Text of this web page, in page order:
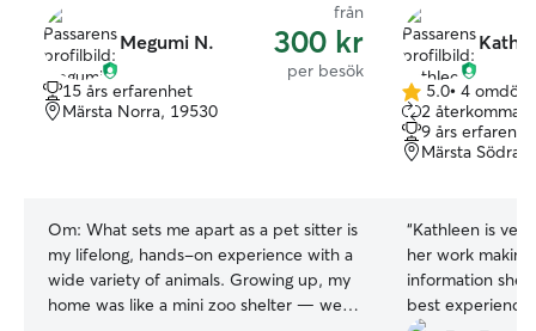
Megumi N.
från
300 kr
per besök
15 års erfarenhet
Märsta Norra, 19530
Om: What sets me apart as a pet sitter is
my lifelong, hands-on experience with a
wide variety of animals. Growing up, my
home was like a mini zoo shelter — we
5.0
av
5
stjärnor
5.0• 4
2
9 års
Märsta Södra,
“Kathleen is
her work
information she
best experience